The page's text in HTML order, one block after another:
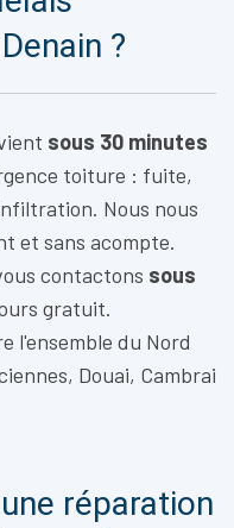
?
sous 30 minutes
toiture : fuite,
Nous nous
et sans acompte.
contactons sous
gratuit.
l'ensemble du Nord
Douai, Cambrai
réparation